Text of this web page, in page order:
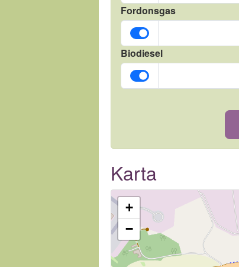
Fordonsgas
Biodiesel
Karta
+
−